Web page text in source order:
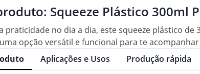
Squeeze Plástico 300ml
praticidade no dia a dia, este squeeze plástico
opção versátil e funcional para te
Aplicações e Usos Produção rápida